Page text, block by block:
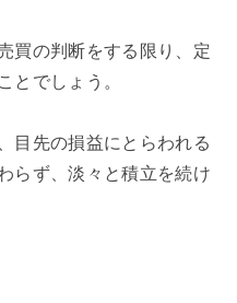
買の判断をする限り、定
とでしょう。
目先の損益にとらわれる
らず、淡々と積立を続け